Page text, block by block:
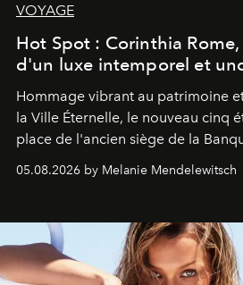
VOYAGE
Hot Spot : Corinthia
d'un luxe intemporel et
Hommage vibrant au patrimoine
la Ville Éternelle, le nouveau cinq
place de l'ancien siège de la
05.08.2026 by Melanie Mendelewitsch